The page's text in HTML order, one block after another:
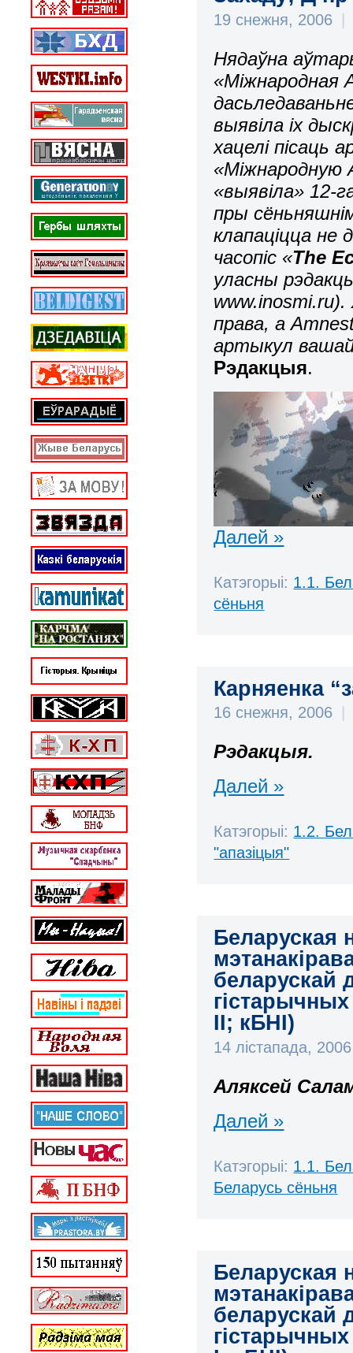
19 снежня, 2006
Нядаўна
«Міжнародная
выявіла іх
хацелі пісаць
«Міжнародную
«выявіла» 12-
пры
клапаціцца
часопіс «The
уласны
права, а
артыкул
Рэдакцыя.
Далей »
Катэгорыі: 1.1.
сёньня
Карняенка
16 снежня, 2006
Рэдакцыя.
Далей »
Катэгорыі: 1.2.
"апазіцыя"
Беларуская
беларускай
гістарычных
ІІ; кБНІ)
14 лістапада,
Аляксей
Далей »
Катэгорыі: 1.1.
Беларусь сёньня
Беларуская
беларускай
гістарычных